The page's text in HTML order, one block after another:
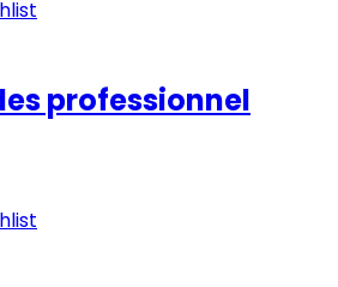
professionnel